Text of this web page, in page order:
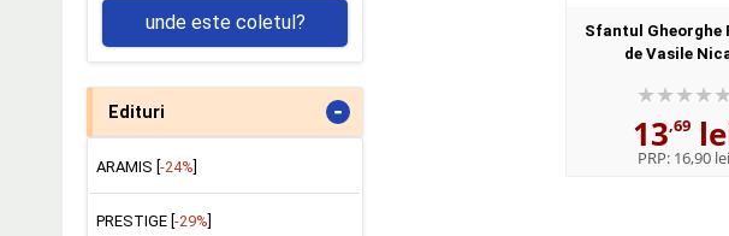
unde este coletul?
Edituri -
ARAMIS [-24%]
PRESTIGE [ -29%
Sfantul Gheorghe
de Vasile
13,69
PRP: 16,90 lei